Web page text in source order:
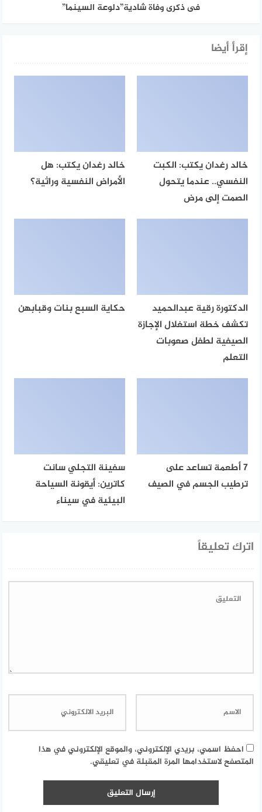
فى ذكرى وفاة شادية”دلوعة السينما”
إقرأ أيضا
خالد رغدان يكتب: هل
الأمراض النفسية وراثية؟
خالد رغدان يكتب: الكبت
النفسي.. عندما يتحول
الصمت إلى مرض
حكاية السبع بنات وقبابهن
الدكتورة رقية عبدالحميد
تكشف خطة استغلال الإجازة
الصيفية لطفل صعوبات
التعلم
سفينة التجلي سانت
كاترين: أيقونة السياحة
البيئية في سيناء
7 أطعمة تساعد على
ترطيب الجسم في الصيف
اترك تعليقاً
احفظ اسمي، بريدي الإلكتروني، والموقع الإلكتروني في هذا
المتصفح لاستخدامها المرة المقبلة في تعليقي.